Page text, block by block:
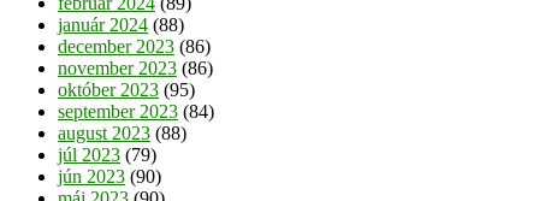
január 2024 (88)
december 2023 (86)
november 2023 (86)
október 2023 (95)
september 2023 (84)
august 2023 (88)
júl 2023 (79)
jún 2023 (90)